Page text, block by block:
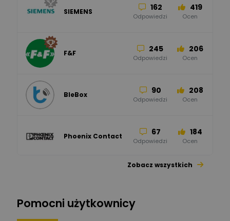
SIEMENS 162
Odpowiedzi
419
Ocen
F&F 245
Odpowiedzi
206
Ocen
BleBox 90
Odpowiedzi
208
Ocen
Phoenix Contact 67
Odpowiedzi
184
Ocen
Zobacz wszystkich
Pomocni użytkownicy